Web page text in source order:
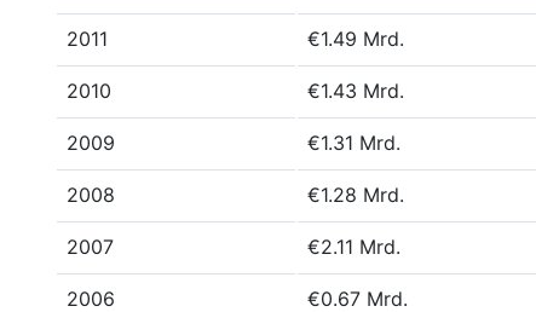
2011 €1.49 Mrd.
2010 €1.43 Mrd.
2009 €1.31 Mrd.
2008 €1.28 Mrd.
2007 €2.11 Mrd.
2006 €0.67 Mrd.